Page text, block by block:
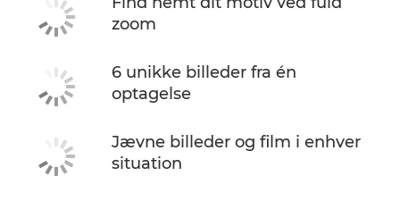
zoom
6 unikke billeder fra én
optagelse
Jævne billeder og film i enhver
situation